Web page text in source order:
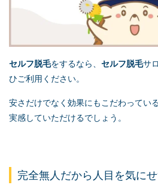
セルフ脱毛をするなら、 セルフ脱毛サ
ひご利用ください。
安さだけでなく効果にもこだわってい
実感していただけるでしょう。
完全無人だから人目を気に